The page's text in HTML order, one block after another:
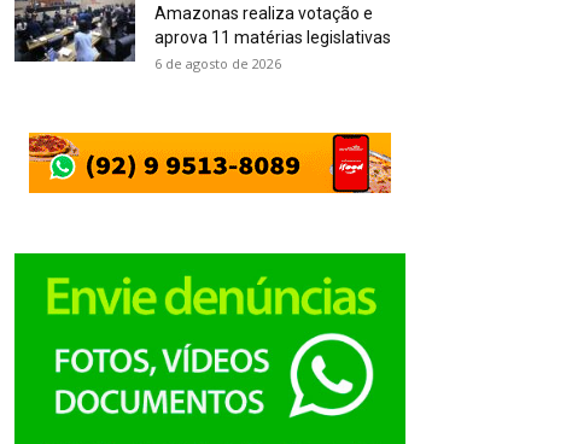
Amazonas realiza votação e
aprova 11 matérias legislativas
6 de agosto de 2026